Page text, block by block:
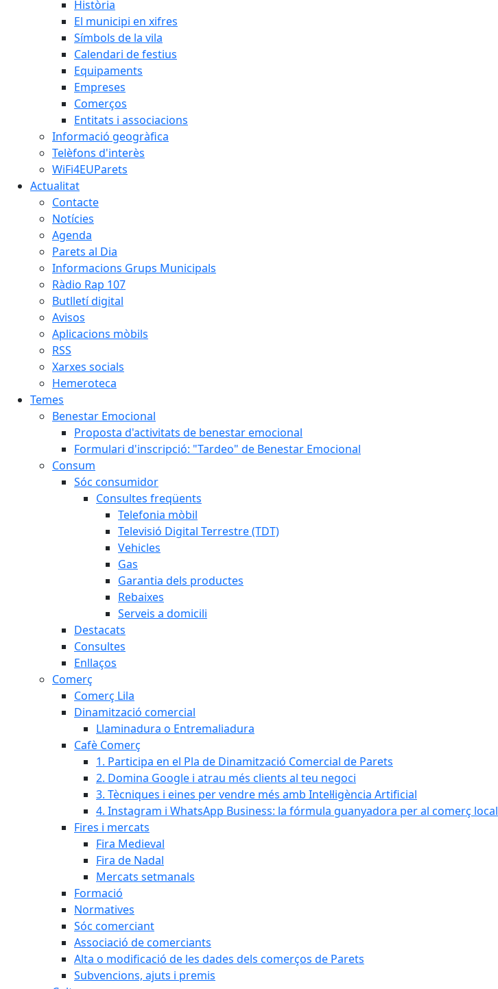
Història
El municipi en xifres
Símbols de la vila
Calendari de festius
Equipaments
Empreses
Comerços
Entitats i associacions
Informació geogràfica
Telèfons d'interès
WiFi4EUParets
Actualitat
Contacte
Notícies
Agenda
Parets al Dia
Informacions Grups Municipals
Ràdio Rap 107
Butlletí digital
Avisos
Aplicacions mòbils
RSS
Xarxes socials
Hemeroteca
Temes
Benestar Emocional
Proposta d'activitats de benestar emocional
Formulari d'inscripció: "Tardeo" de Benestar Emocional
Consum
Sóc consumidor
Consultes freqüents
Telefonia mòbil
Televisió Digital Terrestre (TDT)
Vehicles
Gas
Garantia dels productes
Rebaixes
Serveis a domicili
Destacats
Consultes
Enllaços
Comerç
Comerç Lila
Dinamització comercial
Llaminadura o Entremaliadura
Cafè Comerç
1. Participa en el Pla de Dinamització Comercial de Parets
2. Domina Google i atrau més clients al teu negoci
3. Tècniques i eines per vendre més amb Intel·ligència Artificial
4. Instagram i WhatsApp Business: la fórmula guanyadora per al comerç local
Fires i mercats
Fira Medieval
Fira de Nadal
Mercats setmanals
Formació
Normatives
Sóc comerciant
Associació de comerciants
Alta o modificació de les dades dels comerços de Parets
Subvencions, ajuts i premis